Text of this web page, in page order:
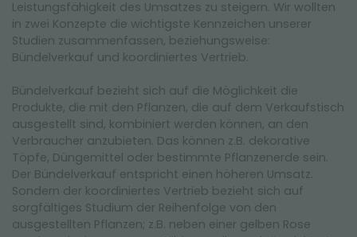
Leistungsfähigkeit des Umsatzes zu steigern. Wir wollten
in zwei Konzepte die wichtigste Kennzeichen unserer
Studien zusammenfassen, beziehungsweise:
Bündelverkauf und koordiniertes Vertrieb.
Bündelverkauf bezieht sich auf die Möglichkeit die
Produkte, die mit den Pflanzen, die auf dem Verkaufstisch
ausgestellt sind, kombiniert werden können, an den
Verbraucher anzubieten. Das können z.B. dekorative
Töpfe, Düngemittel oder bestimmte Pflanzenerde sein.
Der Bündelverkauf entspricht einen höheren Umsatz.
Sondern der koordiniertes Vertrieb bezieht sich auf
sorgfältiges Studium der Reihenfolge von den
ausgestellten Pflanzen; z.B. neben einer gelben Rose